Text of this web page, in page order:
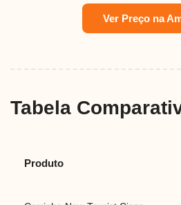
Ver Preço na
Tabela
Produto